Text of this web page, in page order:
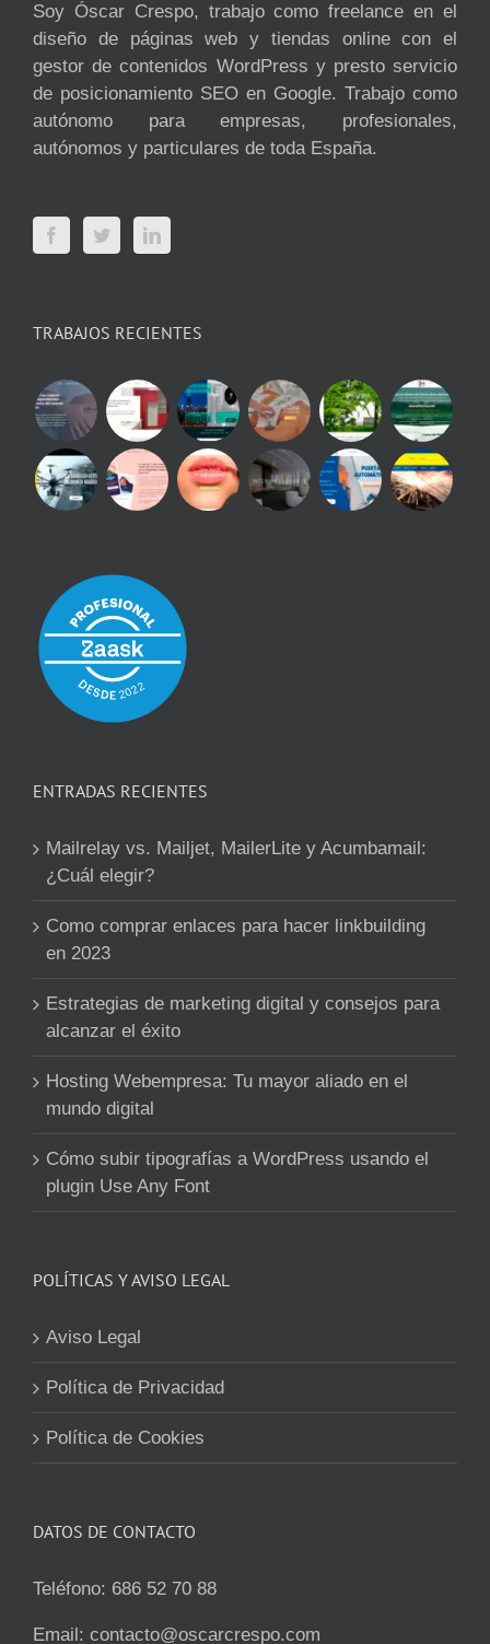
Soy Óscar Crespo, trabajo como freelance en el
diseño de páginas web y tiendas online con el
gestor de contenidos WordPress y presto servicio
de posicionamiento SEO en Google. Trabajo como
autónomo para empresas, profesionales,
autónomos y particulares de toda España.
TRABAJOS RECIENTES
ENTRADAS RECIENTES
Mailrelay vs. Mailjet, MailerLite y Acumbamail:
¿Cuál elegir?
Como comprar enlaces para hacer linkbuilding
en 2023
Estrategias de marketing digital y consejos para
alcanzar el éxito
Hosting Webempresa: Tu mayor aliado en el
mundo digital
Cómo subir tipografías a WordPress usando el
plugin Use Any Font
POLÍTICAS Y AVISO LEGAL
Aviso Legal
Política de Privacidad
Política de Cookies
DATOS DE CONTACTO
Teléfono: 686 52 70 88
Email: contacto@oscarcrespo.com